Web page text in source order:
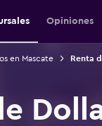
Opiniones
en Mascate Renta